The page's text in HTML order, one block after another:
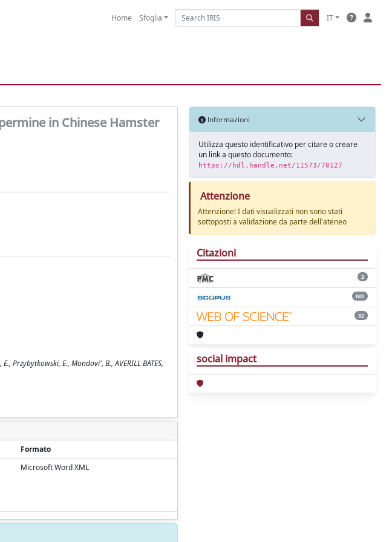
Home Sfoglia IT
in Chinese Hamster
E., Mondovi', B., AVERILL BATES,
Formato
Microsoft Word XML
Informazioni
Utilizza questo identificativo per citare o creare
un link a questo documento:
https://hdl.handle.net/11573/70127
Attenzione
Attenzione! I dati visualizzati non sono stati
sottoposti a validazione da parte dell'ateneo
Citazioni
2
ND
32
social impact